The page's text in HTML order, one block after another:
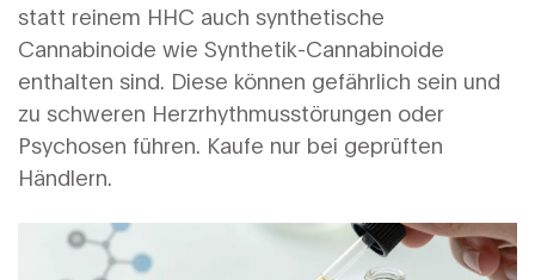
statt reinem HHC auch synthetische
Cannabinoide wie Synthetik-Cannabinoide
enthalten sind. Diese können gefährlich sein und
zu schweren Herzrhythmusstörungen oder
Psychosen führen. Kaufe nur bei geprüften
Händlern.